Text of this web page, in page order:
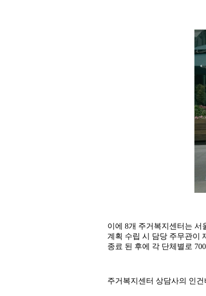
이에 8개 주거복지센터는 서
계획 수립 시 담당 주무관이
종료 된 후에 각 단체별로
주거복지센터 상담사의 인